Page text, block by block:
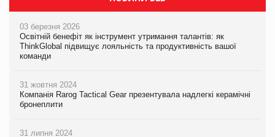
03 березня 2026
Освітній бенефіт як інструмент утримання талантів: як
ThinkGlobal підвищує лояльність та продуктивність вашої
команди
31 жовтня 2024
Компанія Rarog Tactical Gear презентувала надлегкі керамічні
бронеплити
31 липня 2024